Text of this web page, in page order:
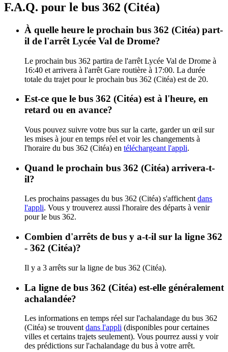
F.A.Q. pour le bus 362 (Citéa)
À quelle heure le prochain bus 362 (Citéa) part-
il de l'arrêt Lycée Val de Drome?
Le prochain bus 362 partira de l'arrêt Lycée Val de Drome à
16:40 et arrivera à l'arrêt Gare routière à 17:00. La durée
totale du trajet pour le prochain bus 362 (Citéa) est de 20.
Est-ce que le bus 362 (Citéa) est à l'heure, en
retard ou en avance?
Vous pouvez suivre votre bus sur la carte, garder un œil sur
les mises à jour en temps réel et voir les changements à
l'horaire du bus 362 (Citéa) en téléchargeant l'appli.
Quand le prochain bus 362 (Citéa) arrivera-t-
il?
Les prochains passages du bus 362 (Citéa) s'affichent dans
l'appli. Vous y trouverez aussi l'horaire des départs à venir
pour le bus 362.
Combien d'arrêts de bus y a-t-il sur la ligne 362
- 362 (Citéa)?
Il y a 3 arrêts sur la ligne de bus 362 (Citéa).
La ligne de bus 362 (Citéa) est-elle généralement
achalandée?
Les informations en temps réel sur l'achalandage du bus 362
(Citéa) se trouvent dans l'appli (disponibles pour certaines
villes et certains trajets seulement). Vous pourrez aussi y voir
des prédictions sur l'achalandage du bus à votre arrêt.